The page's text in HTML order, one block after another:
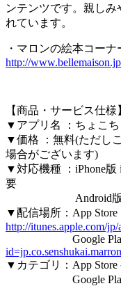
ンテンツです。親し
れています。
・マロンの絵本コーナ
http://
【商品・サービス仕様
▼アプリ名 ：ちょこ
▼価格 ：無料(ただし
場合がございます)
▼対応機種 ：iPhone版
要
Android版
▼配信場所：App Store
http://itunes.apple.com/
Google
id=jp.co.senshukai.marron
▼カテゴリ：App
Google Play ゲ